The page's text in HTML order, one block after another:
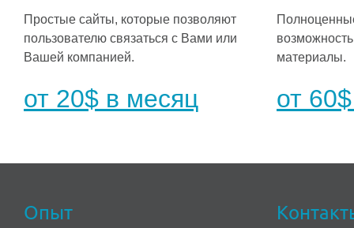
Простые сайты, которые позволяют
пользователю связаться с Вами или
Вашей компанией.
от 20$ в месяц
материалы.
от
Опыт